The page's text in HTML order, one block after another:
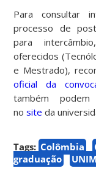
Para consultar
processo de
para
oferecidos
e Mestrado),
oficial da
também
nosite da
Tags: Colômbia
graduação